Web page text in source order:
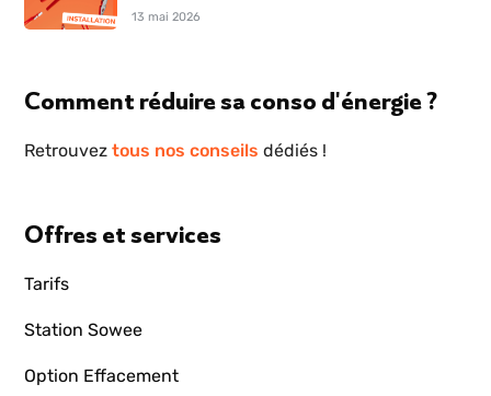
13 mai 2026
Comment réduire sa conso d'énergie ?
Retrouveztous nos conseils dédiés !
Offres et services
Tarifs
Station Sowee
Option Effacement